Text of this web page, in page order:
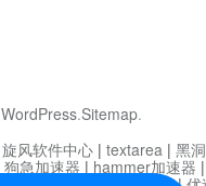
WordPress.Sitemap.
旋风软件中心 | textarea | 黑
狗急加速器 | hammer加速器